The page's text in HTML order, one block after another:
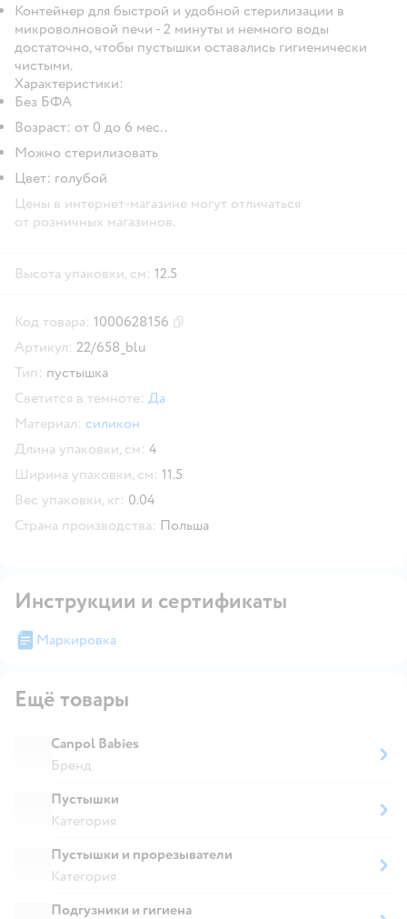
Контейнер для быстрой и удобной стерилизации в
микроволновой печи - 2 минуты и немного воды
достаточно, чтобы пустышки оставались гигиенически
чистыми.
Характеристики:
Без БФА
Возраст: от 0 до 6 мес..
Можно стерилизовать
Цвет: голубой
Цены в интернет-магазине могут отличаться
от розничных магазинов.
Высота упаковки, см: 12.5
Код товара: 1000628156
Артикул: 22/658_blu
Тип: пустышка
Светится в темноте: Да
Материал: силикон
Длина упаковки, см: 4
Ширина упаковки, см: 11.5
Вес упаковки, кг: 0.04
Страна производства: Польша
Инструкции и сертификаты
Маркировка
Ещё товары
Canpol Babies
Бренд
Пустышки
Категория
Пустышки и прорезыватели
Категория
Подгузники и гигиена